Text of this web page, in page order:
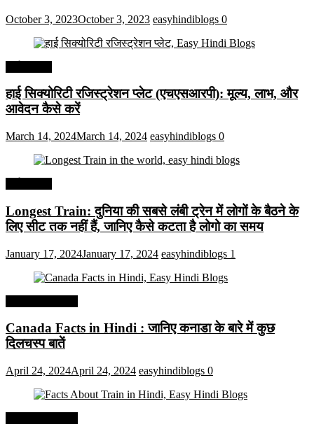
October 3, 2023October 3, 2023 easyhindiblogs 0
हाई सिक्योरिटी रजिस्ट्रेशन प्लेट (एचएसआरपी): मूल्य, लाभ, और
आवेदन कैसे करें
March 14, 2024March 14, 2024 easyhindiblogs 0
Longest Train: दुनिया की सबसे लंबी ट्रेन में लोगों के बैठने के
लिए सीट तक ​​नहीं हैं, जानिए कैसे कटता है लोगो का समय
January 17, 2024January 17, 2024 easyhindiblogs 1
Canada Facts in Hindi : जानिए कनाडा के बारे में कुछ
दिलचस्प बातें
April 24, 2024April 24, 2024 easyhindiblogs 0